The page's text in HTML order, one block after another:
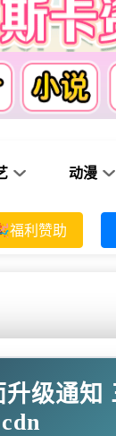
动漫
福利赞助
级通知
cdn